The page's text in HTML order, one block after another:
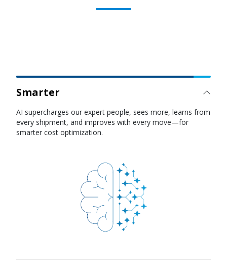
Smarter
Faster
to demand shifts instantly.